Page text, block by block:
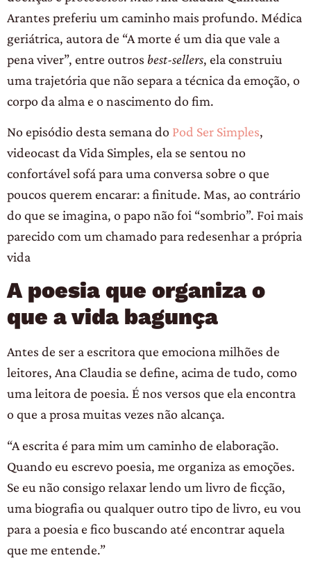
Arantes preferiu um caminho mais profundo. Médica
geriátrica, autora de “A morte é um dia que vale a
pena viver”, entre outros best-sellers, ela construiu
uma trajetória que não separa a técnica da emoção, o
corpo da alma e o nascimento do fim.
No episódio desta semana do Pod Ser Simples,
videocast da Vida Simples, ela se sentou no
confortável sofá para uma conversa sobre o que
poucos querem encarar: a finitude. Mas, ao contrário
do que se imagina, o papo não foi “sombrio”. Foi mais
parecido com um chamado para redesenhar a própria
vida
A poesia que organiza o
que a vida bagunça
Antes de ser a escritora que emociona milhões de
leitores, Ana Claudia se define, acima de tudo, como
uma leitora de poesia. É nos versos que ela encontra
o que a prosa muitas vezes não alcança.
“A escrita é para mim um caminho de elaboração.
Quando eu escrevo poesia, me organiza as emoções.
Se eu não consigo relaxar lendo um livro de ficção,
uma biografia ou qualquer outro tipo de livro, eu vou
para a poesia e fico buscando até encontrar aquela
que me entende.”